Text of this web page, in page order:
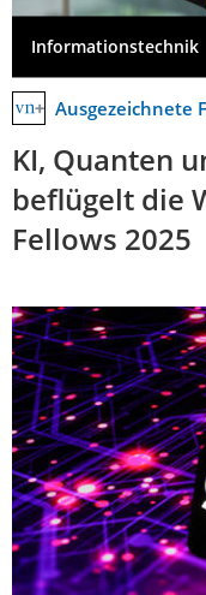
Informationstechnik
Ausgezeichnete
KI, Quanten
beflügelt die
Fellows 2025